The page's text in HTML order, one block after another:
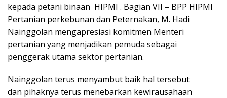
kepada petani binaan HIPMI . Bagian VII – BPP HIPMI
Pertanian perkebunan dan Peternakan, M. Hadi
Nainggolan mengapresiasi komitmen Menteri
pertanian yang menjadikan pemuda sebagai
penggerak utama sektor pertanian.
Nainggolan terus menyambut baik hal tersebut
dan pihaknya terus menebarkan kewirausahaan